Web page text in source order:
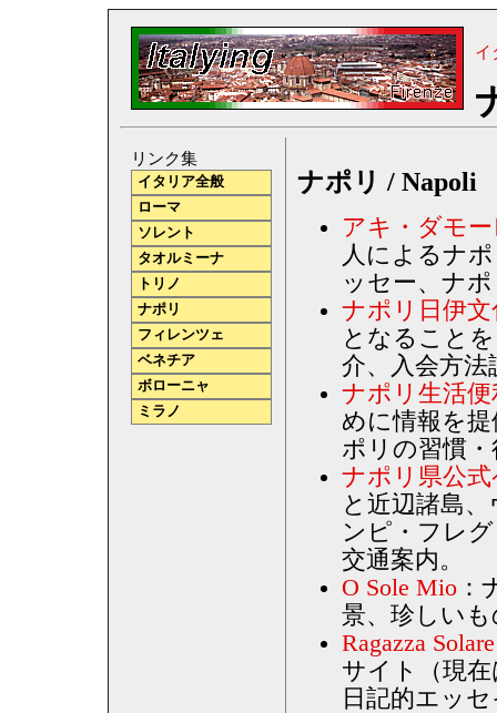
イ
ナポリ / Napoli
アキ・ダモ
人によるナ
ッセー、ナ
ナポリ日伊文
となること
介、入会方法
ナポリ生活便
めに情報を
ポリの習慣
ナポリ県公
と近辺諸島
ンピ・フレ
交通案内。
O Sole Mio：
景、珍しい
Ragazza Solare
サイト（現
日記的エッ
リンク集
イタリア全般
ローマ
ソレント
タオルミーナ
トリノ
ナポリ
フィレンツェ
ベネチア
ボローニャ
ミラノ